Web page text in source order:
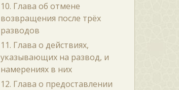
10. Глава об отмене
возвращения после трёх
разводов
11. Глава о действиях,
указывающих на развод, и
намерениях в них
12. Глава о предоставлении